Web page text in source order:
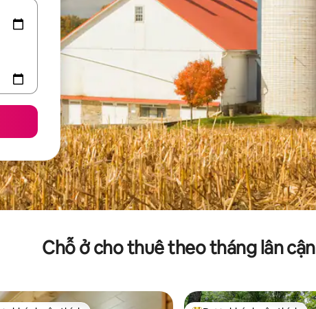
Chỗ ở cho thuê theo tháng lân cận